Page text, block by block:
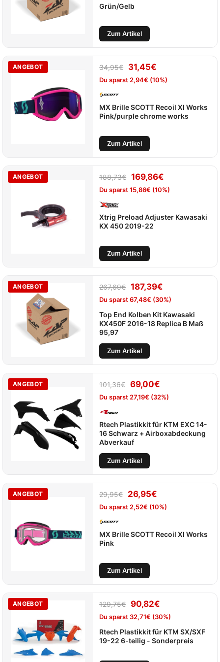
Grün/Gelb
Zum Artikel
ANGEBOT 34,95€ 31,45€
Du sparst2,94€ (10%)
MX Brille SCOTT Recoil XI Works
Pink/purple chrome works
Zum Artikel
ANGEBOT 188,73€ 169,86€
Du sparst15,86€ (10%)
Xtrig Preload Adjuster Kawasaki
KX 450 2019-22
Zum Artikel
ANGEBOT 267,69€ 187,39€
Du sparst67,48€ (30%)
Top End Kolben Kit Kawasaki
KX450F 2016-18 Replica B Maß
95,97
Zum Artikel
ANGEBOT 101,36€ 69,00€
Du sparst27,19€ (32%)
Rtech Plastikkit für KTM EXC 14-
16 Schwarz + Airboxabdeckung
Abverkauf
Zum Artikel
ANGEBOT 29,95€ 26,95€
Du sparst2,52€ (10%)
MX Brille SCOTT Recoil XI Works
Pink
Zum Artikel
ANGEBOT 129,75€ 90,82€
Du sparst 32,71€ (30%)
Rtech Plastikkit für KTM SX/SXF
19-22 6-teilig - Sonderpreis